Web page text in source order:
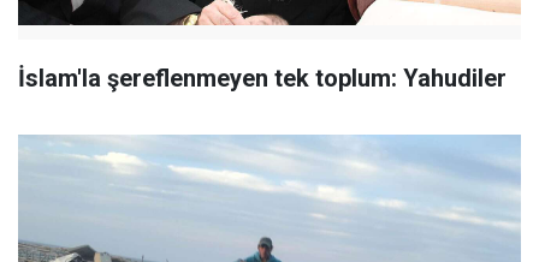
İslam'la şereflenmeyen tek toplum: Yahudiler